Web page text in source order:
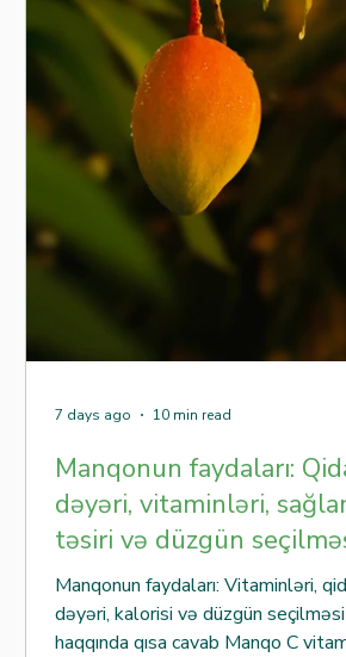
Manqonun faydaları:
dəyəri, vitaminləri,
təsiri və düzgün
Manqonun faydaları: Vitaminləri,
dəyəri, kalorisi və düzgün seçilməsi
haqqında qısa cavab Manqo C
7 days ago 10 min read